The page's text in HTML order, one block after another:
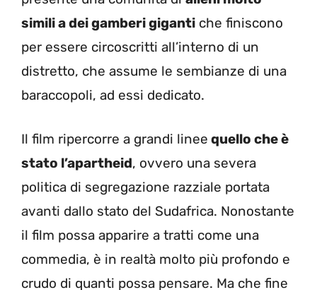
simili a dei gamberi giganti che finiscono
per essere circoscritti all’interno di un
distretto, che assume le sembianze di una
baraccopoli, ad essi dedicato.
Il film ripercorre a grandi linee quello che è
stato l’apartheid, ovvero una severa
politica di segregazione razziale portata
avanti dallo stato del Sudafrica. Nonostante
il film possa apparire a tratti come una
commedia, è in realtà molto più profondo e
crudo di quanti possa pensare. Ma che fine